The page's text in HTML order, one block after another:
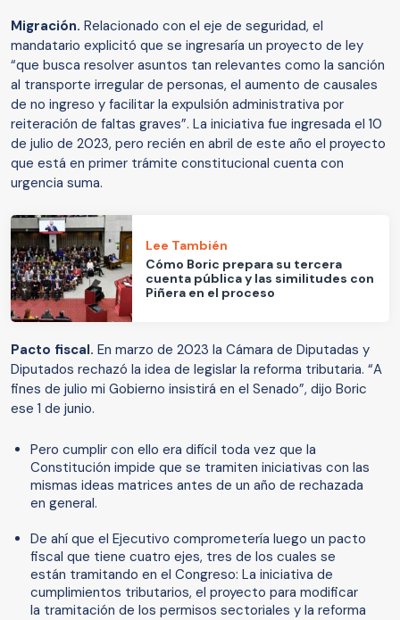
Migración. Relacionado con el eje de seguridad, el
mandatario explicitó que se ingresaría un proyecto de ley
“que busca resolver asuntos tan relevantes como la sanción
al transporte irregular de personas, el aumento de causales
de no ingreso y facilitar la expulsión administrativa por
reiteración de faltas graves”. La iniciativa fue ingresada el 10
de julio de 2023, pero recién en abril de este año el proyecto
que está en primer trámite constitucional cuenta con
urgencia suma.
Lee También
Cómo Boric prepara su tercera
cuenta pública y las similitudes con
Piñera en el proceso
Pacto fiscal. En marzo de 2023 la Cámara de Diputadas y
Diputados rechazó la idea de legislar la reforma tributaria. “A
fines de julio mi Gobierno insistirá en el Senado”, dijo Boric
ese 1 de junio.
Pero cumplir con ello era difícil toda vez que la
Constitución impide que se tramiten iniciativas con las
mismas ideas matrices antes de un año de rechazada
en general.
De ahí que el Ejecutivo comprometería luego un pacto
fiscal que tiene cuatro ejes, tres de los cuales se
están tramitando en el Congreso: La iniciativa de
cumplimientos tributarios, el proyecto para modificar
la tramitación de los permisos sectoriales y la reforma